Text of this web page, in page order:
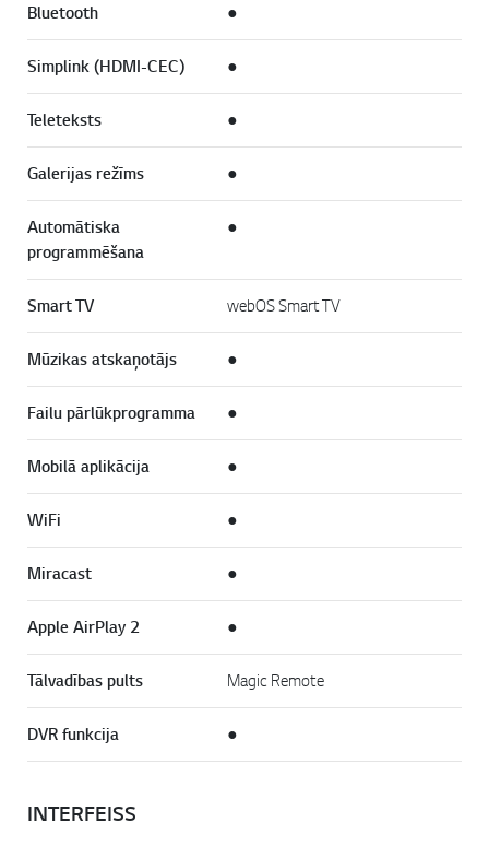
Bluetooth ●
Simplink (HDMI-CEC) ●
Teleteksts ●
Galerijas režīms ●
Automātiska
programmēšana
●
Smart TV webOS Smart TV
Mūzikas atskaņotājs ●
Failu pārlūkprogramma ●
Mobilā aplikācija ●
WiFi ●
Miracast ●
Apple AirPlay 2 ●
Tālvadības pults Magic Remote
DVR funkcija ●
INTERFEISS